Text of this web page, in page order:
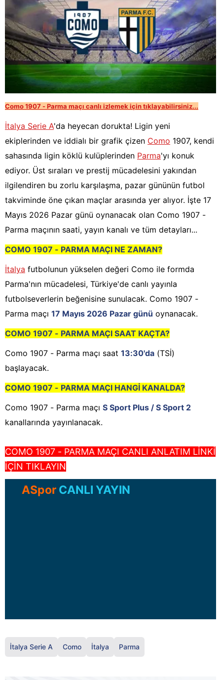
Como 1907 - Parma maçı canlı izlemek için tıklayabilirsiniz...
İtalya Serie A'da heyecan dorukta! Ligin yeni
ekiplerinden ve iddialı bir grafik çizen Como 1907, kendi
sahasında ligin köklü kulüplerinden Parma'yı konuk
ediyor. Üst sıraları ve prestij mücadelesini yakından
ilgilendiren bu zorlu karşılaşma, pazar gününün futbol
takviminde öne çıkan maçlar arasında yer alıyor. İşte 17
Mayıs 2026 Pazar günü oynanacak olan Como 1907 -
Parma maçının saati, yayın kanalı ve tüm detayları...
COMO 1907 - PARMA MAÇI NE ZAMAN?
İtalya futbolunun yükselen değeri Como ile formda
Parma'nın mücadelesi, Türkiye'de canlı yayınla
futbolseverlerin beğenisine sunulacak. Como 1907 -
Parma maçı 17 Mayıs 2026 Pazar günü oynanacak.
COMO 1907 - PARMA MAÇI SAAT KAÇTA?
Como 1907 - Parma maçı saat 13:30'da (TSİ)
başlayacak.
COMO 1907 - PARMA MAÇI HANGİ KANALDA?
Como 1907 - Parma maçı S Sport Plus / S Sport 2
kanallarında yayınlanacak.
COMO 1907 - PARMA MAÇI CANLI ANLATIM LİNKİ
İÇİN TIKLAYIN
ASpor CANLI YAYIN
İtalya Serie A Como İtalya Parma